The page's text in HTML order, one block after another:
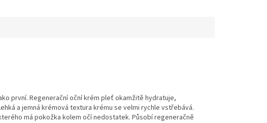
první. Regenerační oční krém pleť okamžitě hydratuje,
a jemná krémová textura krému se velmi rychle vstřebává.
má pokožka kolem očí nedostatek. Působí regeneračně